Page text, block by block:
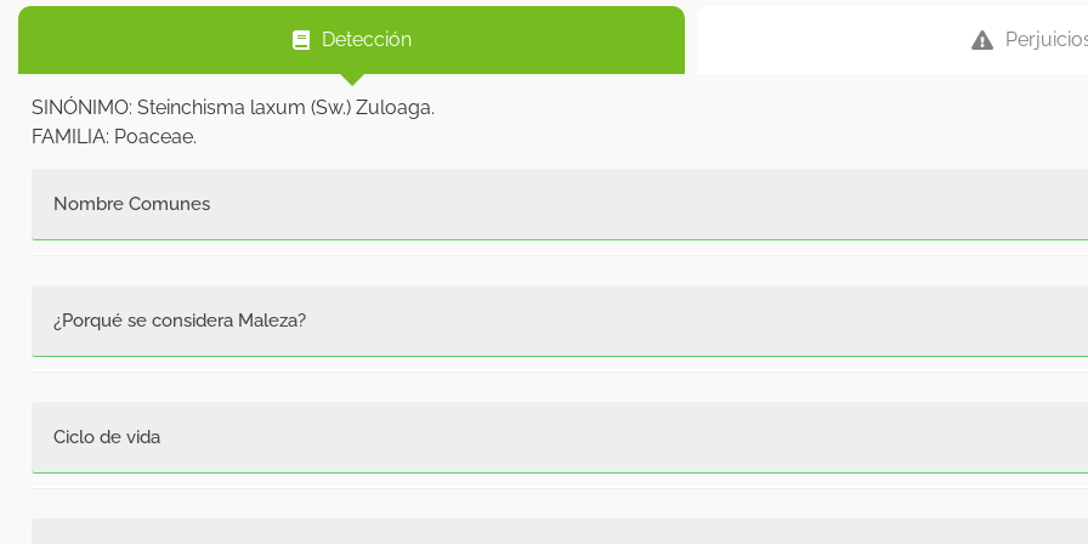
Detección
SINÓNIMO: Steinchisma laxum (Sw.) Zuloaga.
FAMILIA: Poaceae.
Nombre Comunes
¿Porqué se considera Maleza?
Ciclo de vida